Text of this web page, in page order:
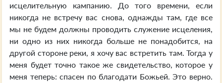
исцелительную кампанию. До того времени, если
никогда не встречу вас снова, однажды там, где все
мы не будем должны проводить служение исцеления,
ни одно из них никогда больше не понадобится, на
другой стороне реки, я хочу вас встретить там. Тогда у
меня будет точно такое же свидетельство, которое у
меня теперь: спасен по благодати Божьей. Это верно.